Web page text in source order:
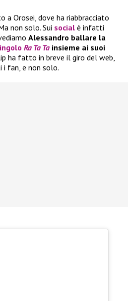
Orosei, dove ha riabbracciato
non solo. Sui social è infatti
Alessandro ballare la
Ra Ta Ta insieme ai suoi
ha fatto in breve il giro del web,
fan, e non solo.